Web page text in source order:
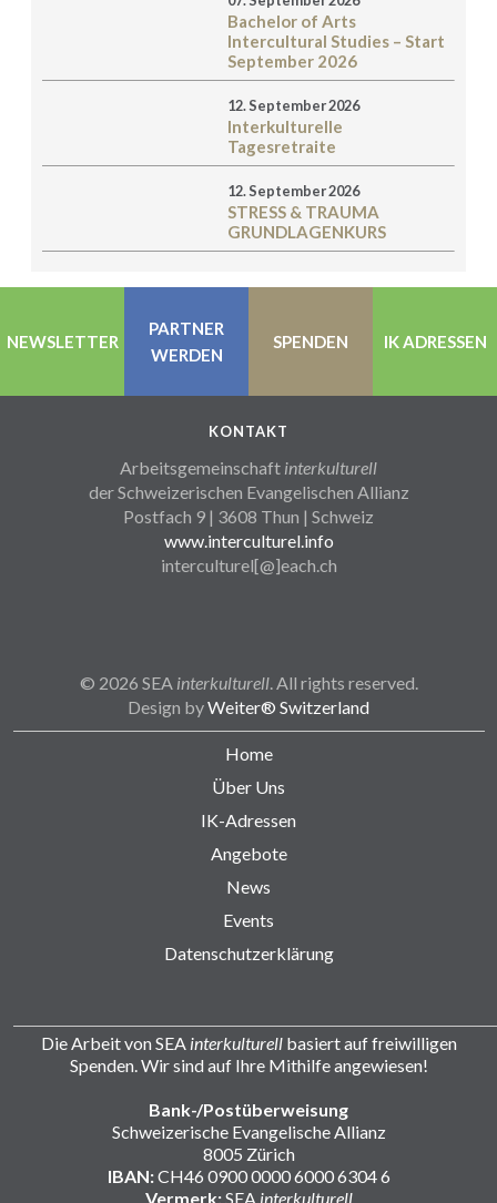
Bachelor of Arts
Intercultural Studies – Start
September 2026
12. September 2026
Interkulturelle
Tagesretraite
12. September 2026
STRESS & TRAUMA
GRUNDLAGENKURS
NEWSLETTER
PARTNER
WERDEN
SPENDEN IK ADRESSEN
KONTAKT
Arbeitsgemeinschaft interkulturell
der Schweizerischen Evangelischen Allianz
Postfach 9 | 3608 Thun | Schweiz
www.interculturel.info
interculturel[@]each.ch
© 2026 SEA interkulturell. All rights reserved.
Design byWeiter® Switzerland
Home
Über Uns
IK-Adressen
Angebote
News
Events
Datenschutzerklärung
Die Arbeit von SEA interkulturellbasiert auf freiwilligen
Spenden. Wir sind auf Ihre Mithilfe angewiesen!
Bank-/Postüberweisung
Schweizerische Evangelische Allianz
8005 Zürich
IBAN:CH46 0900 0000 6000 6304 6
Vermerk:SEA interkulturell